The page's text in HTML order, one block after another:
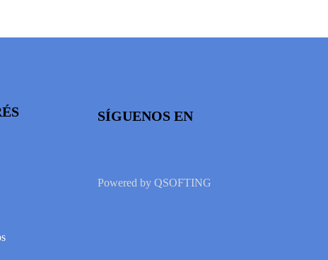
SÍGUENOS EN
Powered by QSOFTING